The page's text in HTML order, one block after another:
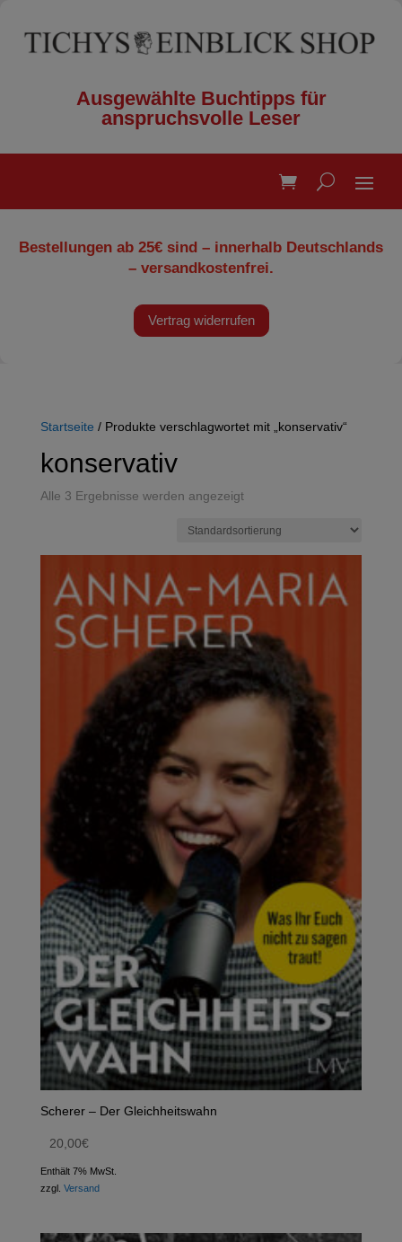
Ausgewählte Buchtipps für
anspruchsvolle Leser
Bestellungen ab 25€ sind – innerhalb Deutschlands
– versandkostenfrei.
Vertrag widerrufen
Startseite / Produkte verschlagwortet mit „konservativ“
konservativ
Alle 3 Ergebnisse werden angezeigt
Scherer – Der Gleichheitswahn
20,00€
Enthält 7% MwSt.
zzgl. Versand